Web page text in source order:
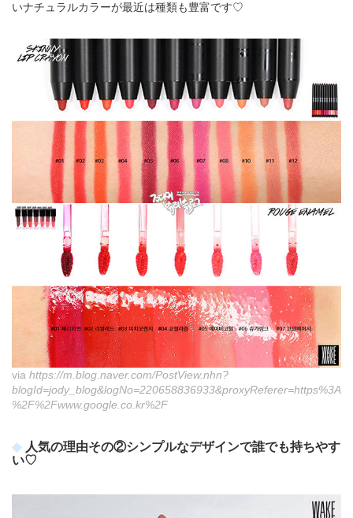
いナチュラルカラーが最近は種類も豊富です♡
via https://m.blog.naver.com/PostView.nhn?
blogId=jody_blog&logNo=220658836933&proxyReferer=https%3A
%2F%2Fwww.google.co.kr%2F
人気の理由その②シンプルなデザインで誰でも持ちやす
い♡